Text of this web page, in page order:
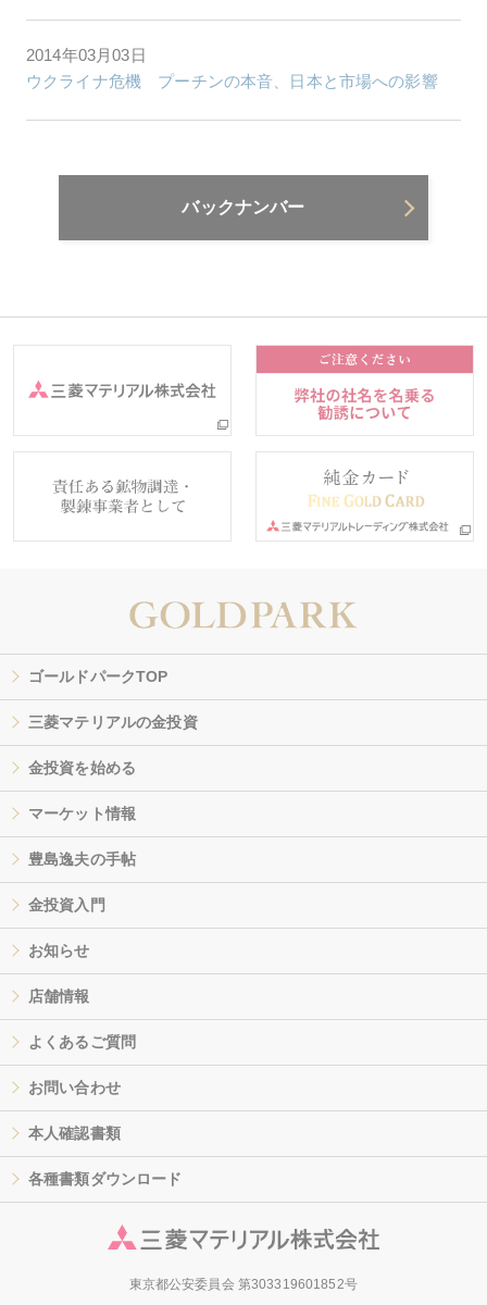
2014年03月03日
ウクライナ危機 プーチンの本音、日本と市場への影響
バックナンバー
ゴールドパークTOP
三菱マテリアルの金投資
金投資を始める
マーケット情報
豊島逸夫の手帖
金投資入門
お知らせ
店舗情報
よくあるご質問
お問い合わせ
本人確認書類
各種書類ダウンロード
東京都公安委員会 第303319601852号